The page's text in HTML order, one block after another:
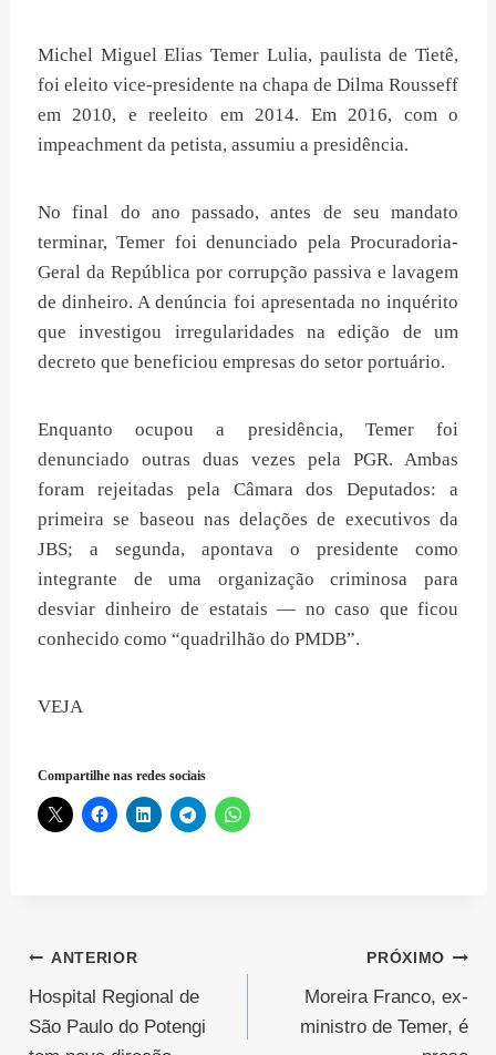
Michel Miguel Elias Temer Lulia, paulista de Tietê,
foi eleito vice-presidente na chapa de Dilma Rousseff
em 2010, e reeleito em 2014. Em 2016, com o
impeachment da petista, assumiu a presidência.
No final do ano passado, antes de seu mandato
terminar, Temer foi denunciado pela Procuradoria-
Geral da República por corrupção passiva e lavagem
de dinheiro. A denúncia foi apresentada no inquérito
que investigou irregularidades na edição de um
decreto que beneficiou empresas do setor portuário.
Enquanto ocupou a presidência, Temer foi
denunciado outras duas vezes pela PGR. Ambas
foram rejeitadas pela Câmara dos Deputados: a
primeira se baseou nas delações de executivos da
JBS; a segunda, apontava o presidente como
integrante de uma organização criminosa para
desviar dinheiro de estatais — no caso que ficou
conhecido como “quadrilhão do PMDB”.
VEJA
Compartilhe nas redes sociais
Navegação
de
ANTERIOR
Hospital Regional de
São Paulo do Potengi
PRÓXIMO
Moreira Franco, ex-
ministro de Temer, é